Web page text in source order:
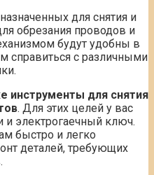
для снятия и
обрезания проводов и
будут удобны в
справиться с различными
инструменты для снятия
. Для этих целей у вас
электрогаечный ключ.
быстро и легко
деталей, требующих